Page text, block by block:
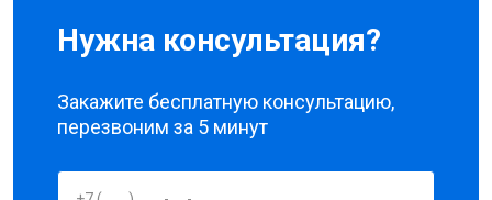
Нужна консультация?
Закажите бесплатную консультацию,
перезвоним за 5 минут